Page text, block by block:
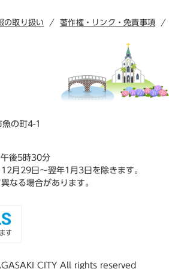
の取り扱い
著作権・リンク・免責事項
の町4-1
後5時30分
月29日～翌年1月3日を除きます。
なる場合があります。
CITY All rights reserved